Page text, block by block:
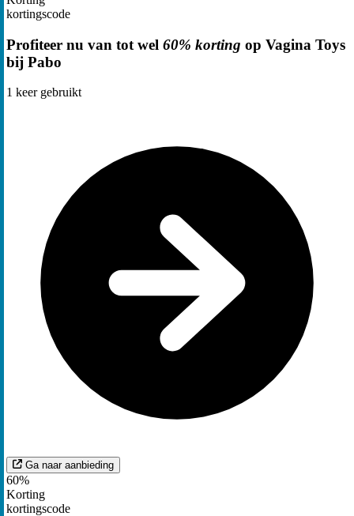
kortingscode
Profiteer nu van tot wel 60% korting op Vagina Toys
bij Pabo
1 keer gebruikt
Ga naar aanbieding
60%
Korting
kortingscode